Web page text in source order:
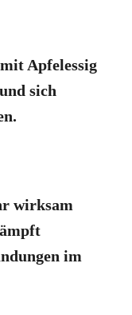
Apfelessig
sich
wirksam
im